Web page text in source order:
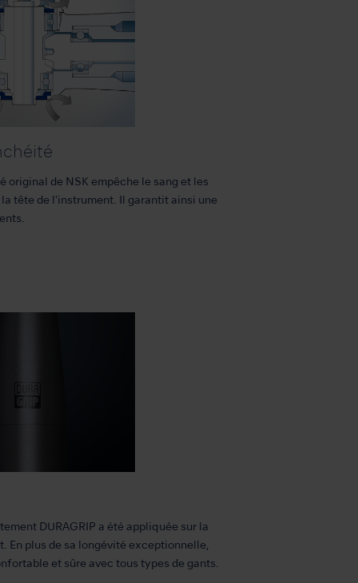
original de NSK empêche le sang et les
tête de l'instrument. Il garantit ainsi une
DURAGRIP a été appliquée sur la
En plus de sa longévité exceptionnelle,
et sûre avec tous types de gants.